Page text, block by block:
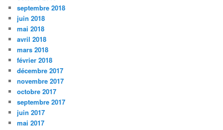
septembre 2018
juin 2018
mai 2018
avril 2018
mars 2018
février 2018
décembre 2017
novembre 2017
octobre 2017
septembre 2017
juin 2017
mai 2017